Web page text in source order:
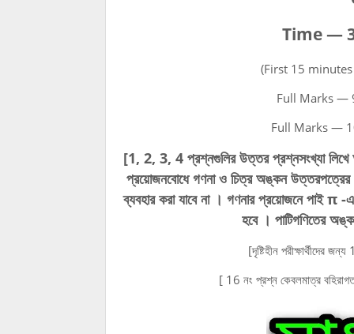
Time —
(First 15
Full Marks —
Full Marks —
[1, 2, 3, 4 প্রশ্নগুলির উত্তর প্রশ্নসংখ্যা লিখে
প্রয়োজনবোধে গণনা ও চিত্র অঙ্কন উত্তরপত্রের
ব্যবহার করা যাবে না । গণনার প্রয়োজনে পাই π
হবে । পাটিগণিতের
[দৃষ্টিহীন পরীক্ষার্থীদের
[ 16 নং প্রশ্ন কেবলমাত্র